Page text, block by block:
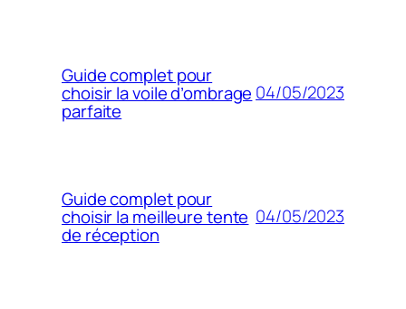
Guide complet pour
choisir la voile d’ombrage
parfaite
04/05/2023
Guide complet pour
choisir la meilleure tente
de réception
04/05/2023